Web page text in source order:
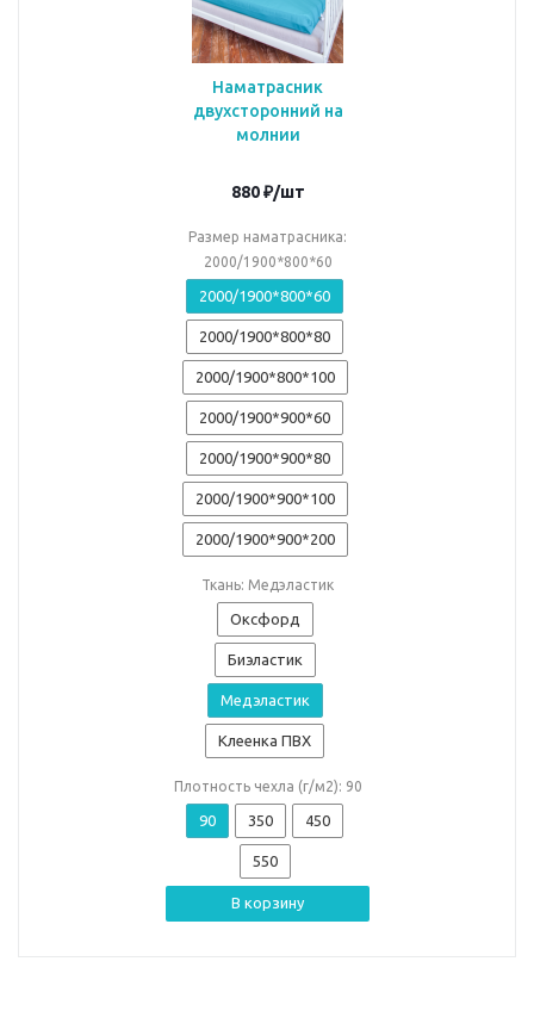
Наматрасник
двухсторонний на
молнии
880₽/шт
Размер наматрасника:
2000/1900*800*60
2000/1900*800*60
2000/1900*800*80
2000/1900*800*100
2000/1900*900*60
2000/1900*900*80
2000/1900*900*100
2000/1900*900*200
Ткань: Медэластик
Оксфорд
Биэластик
Медэластик
Клеенка ПВХ
Плотность чехла (г/м2): 90
90 350 450
550
В корзину